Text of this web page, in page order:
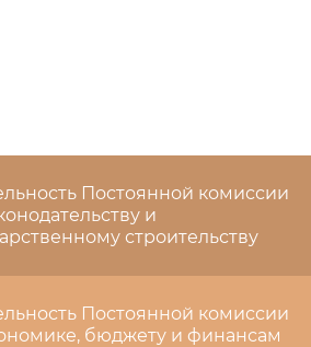
Постоянной комиссии
и
строительству
Постоянной комиссии
бюджету и финансам